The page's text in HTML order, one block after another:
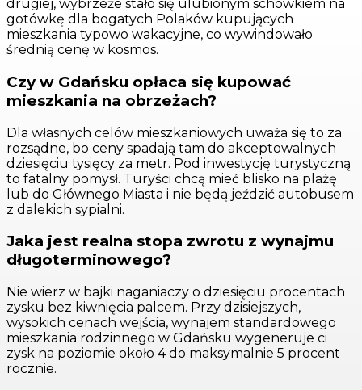
drugiej, wybrzeże stało się ulubionym schowkiem na
gotówkę dla bogatych Polaków kupujących
mieszkania typowo wakacyjne, co wywindowało
średnią cenę w kosmos.
Czy w Gdańsku opłaca się kupować
mieszkania na obrzeżach?
Dla własnych celów mieszkaniowych uważa się to za
rozsądne, bo ceny spadają tam do akceptowalnych
dziesięciu tysięcy za metr. Pod inwestycję turystyczną
to fatalny pomysł. Turyści chcą mieć blisko na plażę
lub do Głównego Miasta i nie będą jeździć autobusem
z dalekich sypialni.
Jaka jest realna stopa zwrotu z wynajmu
długoterminowego?
Nie wierz w bajki naganiaczy o dziesięciu procentach
zysku bez kiwnięcia palcem. Przy dzisiejszych,
wysokich cenach wejścia, wynajem standardowego
mieszkania rodzinnego w Gdańsku wygeneruje ci
zysk na poziomie około 4 do maksymalnie 5 procent
rocznie.